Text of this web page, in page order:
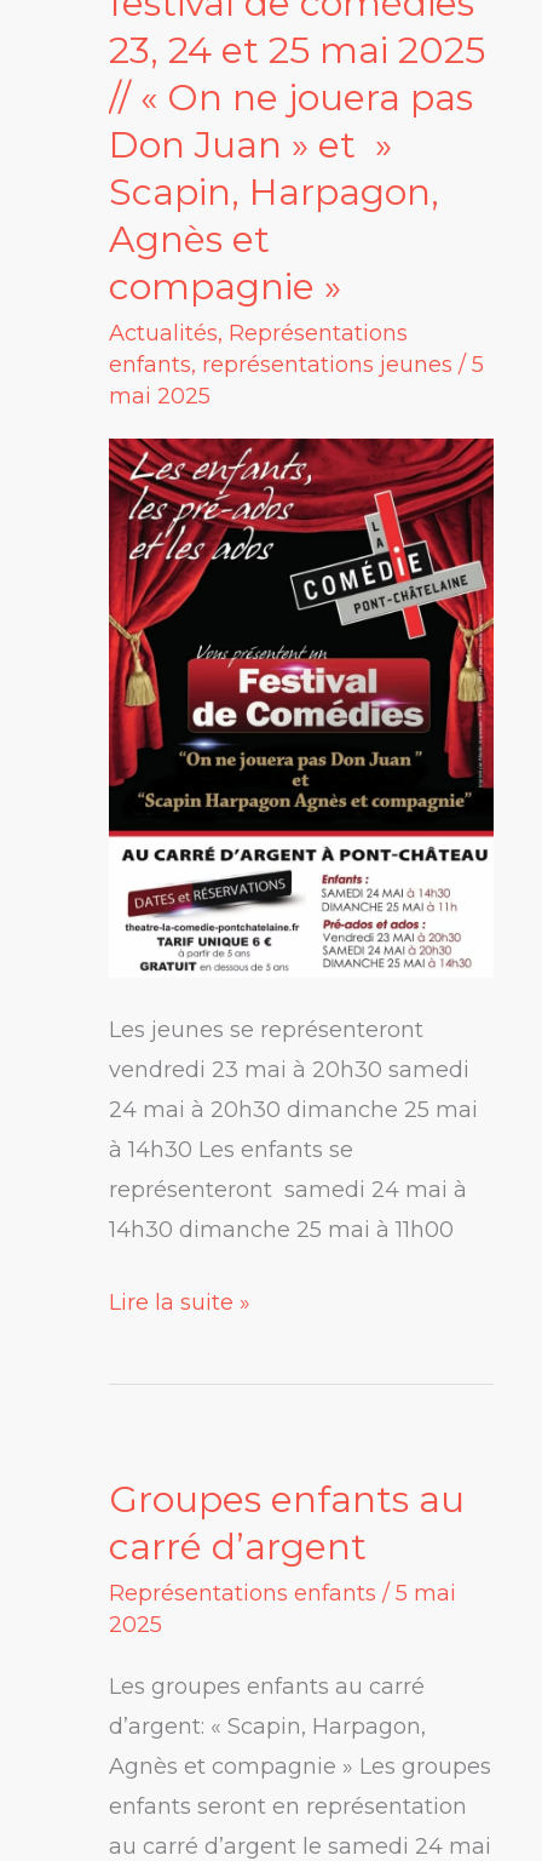
23, 24 et 25 mai 2025
// « On ne jouera pas
Don Juan » et »
Scapin, Harpagon,
Agnès et
compagnie »
Actualités, Représentations
enfants, représentations jeunes / 5
mai 2025
Les jeunes se représenteront
vendredi 23 mai à 20h30 samedi
24 mai à 20h30 dimanche 25 mai
à 14h30 Les enfants se
représenteront samedi 24 mai à
14h30 dimanche 25 mai à 11h00
de
comédies
23,
24
et
25
mai
//
«
On
ne
jouera
pas
Don
Juan »
et
»
Scapin,
Harpagon,
Agnès
compagnie »
Lire la suite »
Groupes enfants au
carré d’argent
Représentations enfants / 5 mai
2025
Les groupes enfants au carré
d’argent: « Scapin, Harpagon,
Agnès et compagnie » Les groupes
enfants seront en représentation
au carré d’argent le samedi 24 mai
Groupes
enfants
carré